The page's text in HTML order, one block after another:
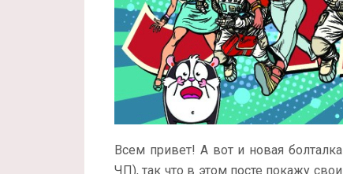
Всем привет! А вот и новая
ЧП), так что в этом посте покажу